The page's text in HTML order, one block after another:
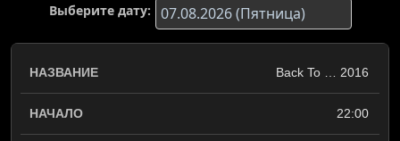
Выберите дату:
Back To … 2016
22:00